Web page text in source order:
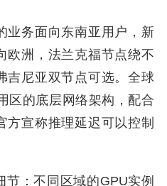
业务面向东南亚用户，新
欧洲，法兰克福节点绕不
吉尼亚双节点可选。全球
区的底层网络架构，配合
方宣称推理延迟可以控制
：不同区域的GPU实例